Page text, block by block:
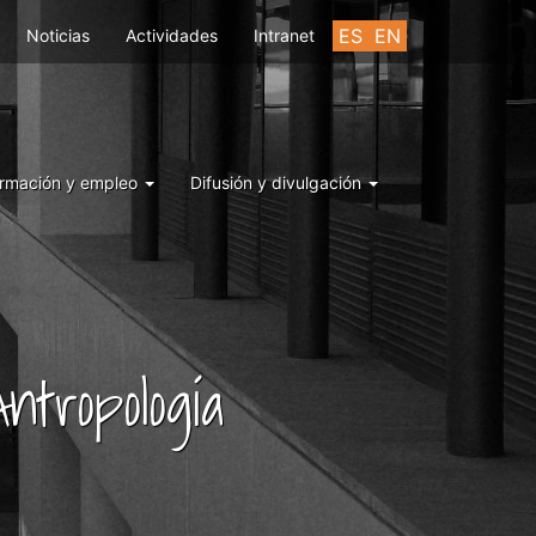
ES EN
Noticias Actividades Intranet
y empleo Difusión y divulgación